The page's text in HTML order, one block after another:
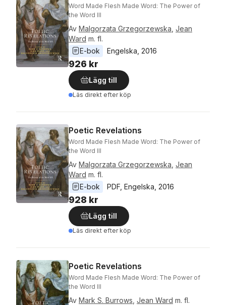
Word Made Flesh Made Word: The Power of
the Word III
Av Malgorzata Grzegorzewska Jean
Ward m. fl.
E-bok
Engelska 2016
926 kr
Lägg till
Läs direkt efter köp
Poetic Revelations
Word Made Flesh Made Word: The Power of
the Word III
Av Malgorzata Grzegorzewska Jean
Ward m. fl.
E-bok
PDF Engelska 2016
928 kr
Lägg till
Läs direkt efter köp
Poetic Revelations
Word Made Flesh Made Word: The Power of
the Word III
Av Mark S. Burrows Jean Ward m. fl.